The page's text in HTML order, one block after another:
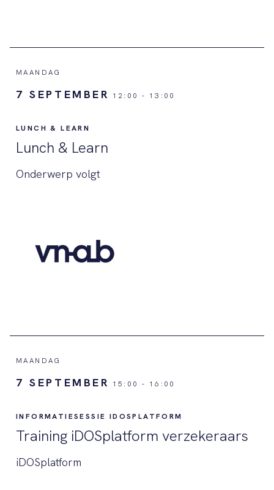
MAANDAG
7 SEPTEMBER 12:00 - 13:00
LUNCH & LEARN
Lunch & Learn
Onderwerp volgt
MAANDAG
7 SEPTEMBER 15:00 - 16:00
INFORMATIESESSIE IDOSPLATFORM
Training iDOSplatform verzekeraars
iDOSplatform